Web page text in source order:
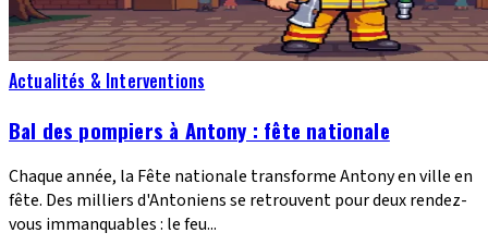
Actualités & Interventions
Bal des pompiers à Antony : fête nationale
Chaque année, la Fête nationale transforme Antony en ville en
fête. Des milliers d'Antoniens se retrouvent pour deux rendez-
vous immanquables : le feu...